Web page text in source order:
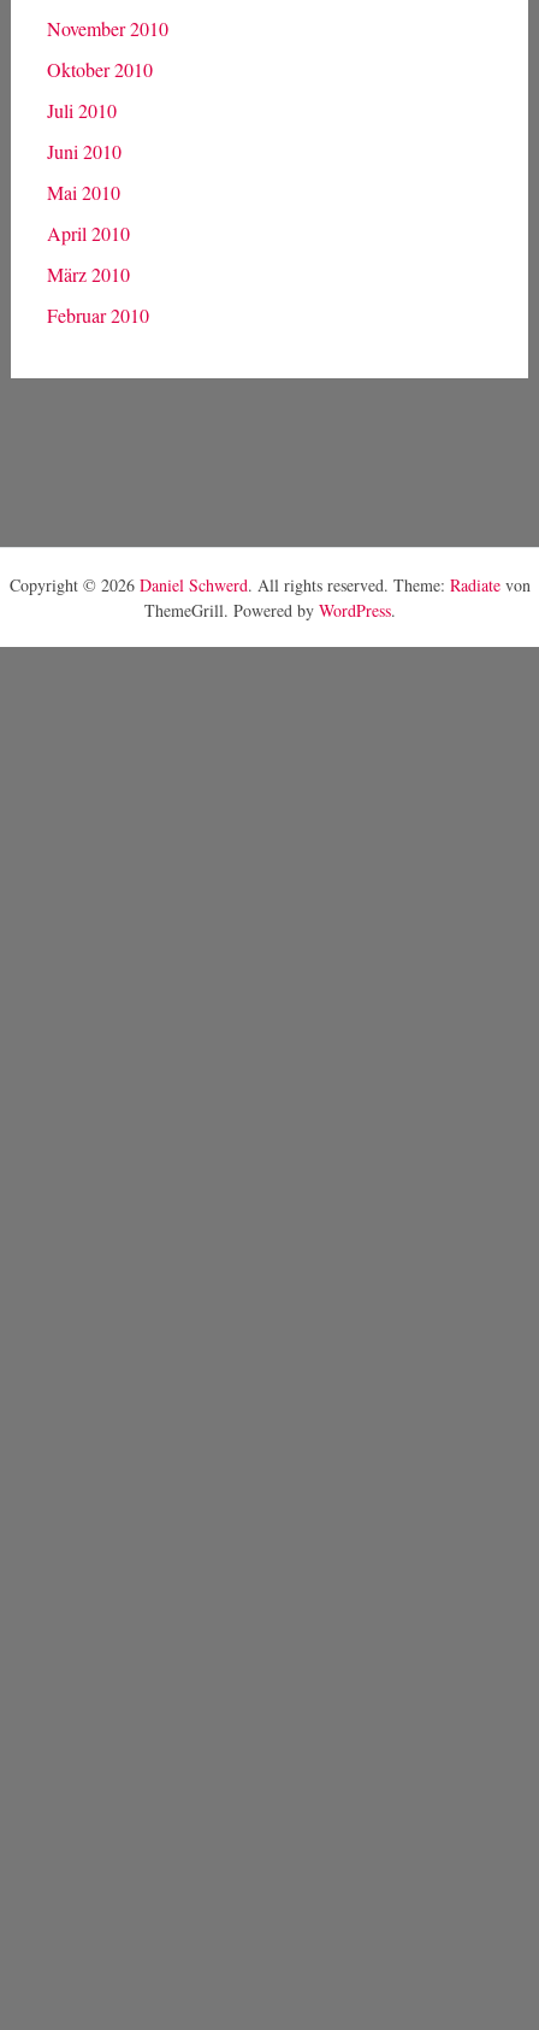
November 2010
Oktober 2010
Juli 2010
Juni 2010
Mai 2010
April 2010
März 2010
Februar 2010
Copyright © 2026 Daniel Schwerd. All rights reserved. Theme: Radiatevon
ThemeGrill. Powered by WordPress.